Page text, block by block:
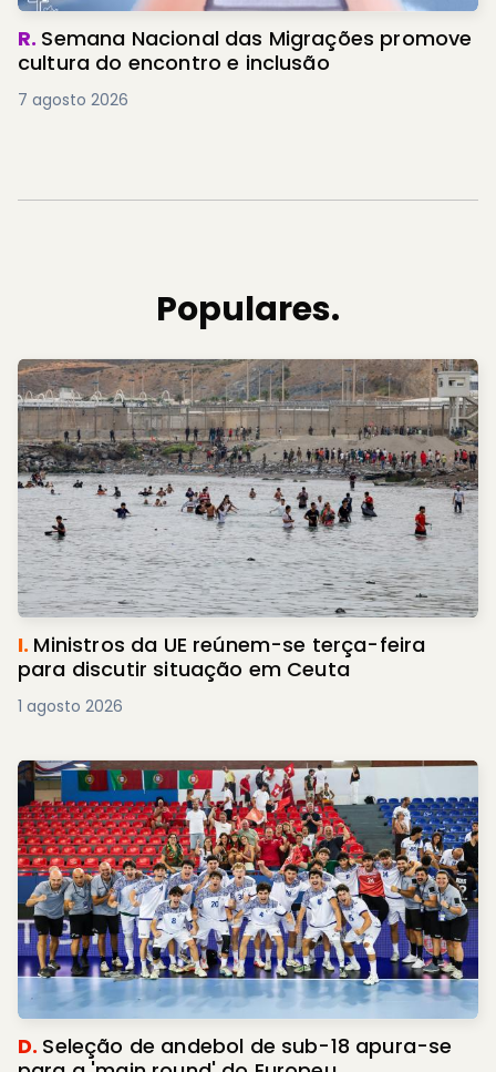
R. Semana Nacional das Migrações promove
cultura do encontro e inclusão
7 agosto 2026
Populares.
I. Ministros da UE reúnem-se terça-feira
para discutir situação em Ceuta
1 agosto 2026
D. Seleção de andebol de sub-18 apura-se